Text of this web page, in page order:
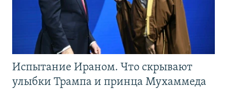
Испытание Ираном. Что скрывают
улыбки Трампа и принца Мухаммеда